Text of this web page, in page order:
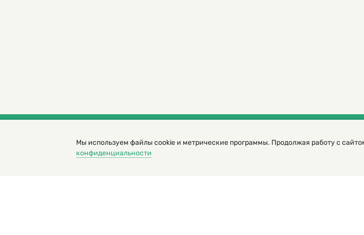
© 2000 – 2026. Кукумбер. Литературный иллюстрированный журнал для детей
Копирование материалов возможно только с разрешения редакторов сайта
Мы используем файлы cookie и метрические программы. Продолжая работу с
конфиденциальности